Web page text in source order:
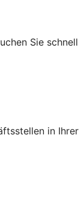
Sie schnell
in Ihrer